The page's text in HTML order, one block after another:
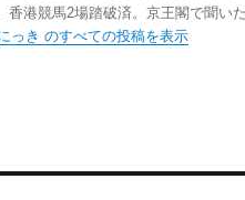
港競馬2場踏破済。京王閣で聞いた
っき のすべての投稿を表示